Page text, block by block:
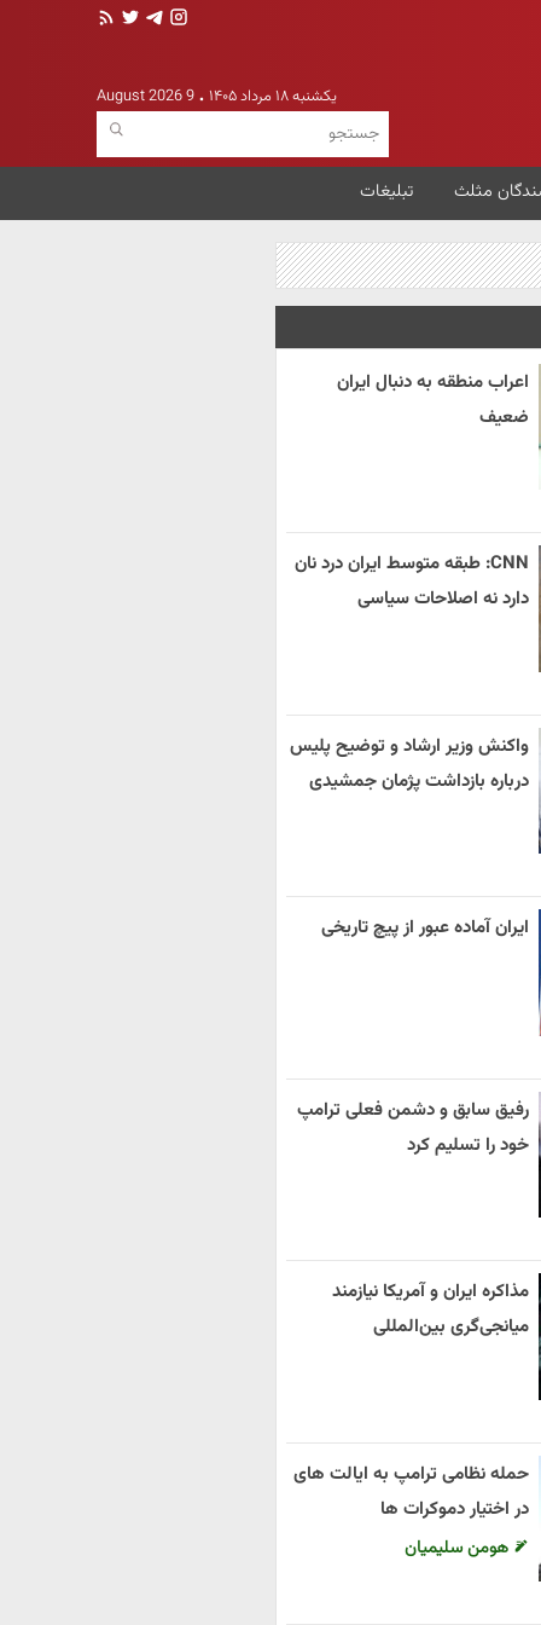
یکشنبه ۱۸ مرداد ۱۴۰۵ 9 August 2026
مثلث تبلیغات
اعراب منطقه به دنبال ایران
ضعیف
CNN: طبقه متوسط ایران درد نان
دارد نه اصلاحات سیاسی
واکنش وزیر ارشاد و توضیح پلیس
درباره بازداشت پژمان جمشیدی
ایران آماده عبور از پیچ تاریخی
رفیق سابق و دشمن فعلی ترامپ
خود را تسلیم کرد
مذاکره ایران و آمریکا نیازمند
میانجی‌گری بین‌المللی
حمله نظامی ترامپ به ایالت های
در اختیار دموکرات ها
هومن سلیمیان